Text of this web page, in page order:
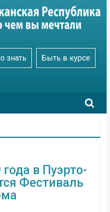
знать Быть в курсе
года в Пуэрто-
Фестиваль